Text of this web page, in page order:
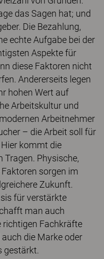
das Sagen hat; und
Die Bezahlung,
echte Aufgabe bei der
Aspekte für
diese Faktoren nicht
Andererseits legen
hohen Wert auf
Arbeitskultur und
Arbeitnehmer
– die Arbeit soll für
kommt die
Tragen. Physische,
sorgen im
Zukunft.
für verstärkte
man auch
richtigen Fachkräfte
die Marke oder
gestärkt.